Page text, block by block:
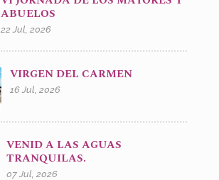
ABUELOS
22 Jul, 2026
VIRGEN DEL CARMEN
16 Jul, 2026
VENID A LAS AGUAS
TRANQUILAS.
07 Jul, 2026